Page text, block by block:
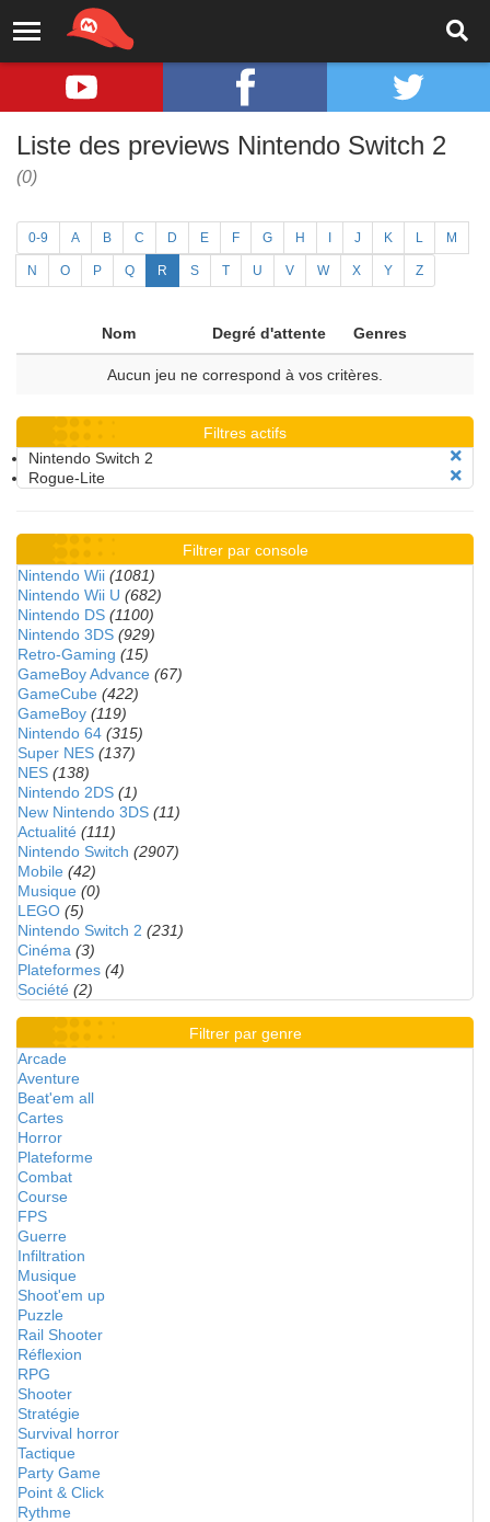
Liste des previews Nintendo Switch 2
(0)
0-9 A B C D E F G H J K L M
N O P Q R S T U V W X Y Z
Nom Degré d'attente Genres
Aucun jeu ne correspond à vos critères.
Filtres actifs
Nintendo Switch 2
Rogue-Lite
Filtrer par console
Nintendo Wii (1081)
Nintendo Wii U (682)
Nintendo DS (1100)
Nintendo 3DS (929)
Retro-Gaming (15)
GameBoy Advance (67)
GameCube (422)
GameBoy (119)
Nintendo 64 (315)
Super NES (137)
NES (138)
Nintendo 2DS (1)
New Nintendo 3DS (11)
Actualité (111)
Nintendo Switch (2907)
Mobile (42)
Musique (0)
LEGO (5)
Nintendo Switch 2 (231)
Cinéma (3)
Plateformes (4)
Société (2)
Filtrer par genre
Arcade
Aventure
Beat'em all
Cartes
Horror
Plateforme
Combat
Course
FPS
Guerre
Infiltration
Musique
Shoot'em up
Puzzle
Rail Shooter
Réflexion
RPG
Shooter
Stratégie
Survival horror
Tactique
Party Game
Point & Click
Rythme